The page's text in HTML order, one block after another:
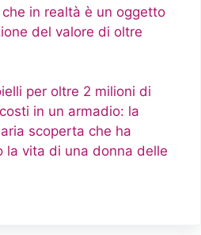
in realtà è un oggetto
del valore di oltre
per oltre 2 milioni di
in un armadio: la
scoperta che ha
la vita di una donna delle